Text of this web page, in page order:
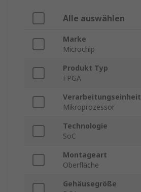
Alle auswählen
Marke
Microchip
Produkt Typ
FPGA
Verarbeitungseinheit
Mikroprozessor
Technologie
SoC
Montageart
Oberfläche
Gehäusegröße